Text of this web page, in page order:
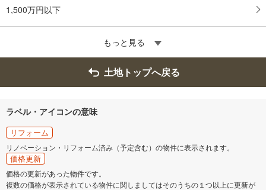
1,500万円以下
もっと見る
土地トップへ戻る
ラベル・アイコンの意味
リフォーム
リノベーション・リフォーム済み（予定含む）の物件に表示されます。
価格更新
価格の更新があった物件です。
複数の価格が表示されている物件に関しましてはそのうちの１つ以上に更新が